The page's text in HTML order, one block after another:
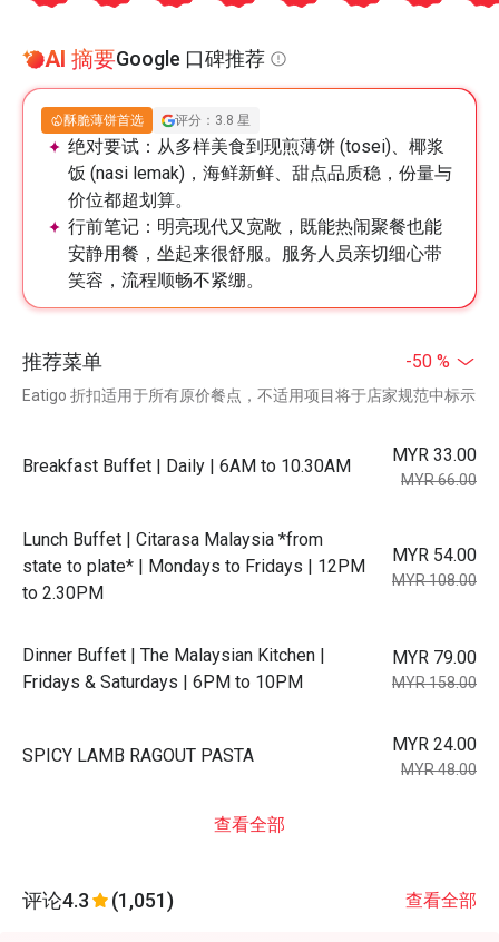
AI 摘要Google 口碑推荐
酥脆薄饼首选 评分：3.8 星
绝对要试： 从多样美食到现煎薄饼 (tosei)、椰浆
饭 (nasi lemak)，海鲜新鲜、甜点品质稳，份量与
价位都超划算。
行前笔记： 明亮现代又宽敞，既能热闹聚餐也能
安静用餐，坐起来很舒服。服务人员亲切细心带
笑容，流程顺畅不紧绷。
推荐菜单 -50 %
Eatigo 折扣适用于所有原价餐点，不适用项目将于店家规范中标示
Breakfast Buffet | Daily | 6AM to 10.30AM
MYR 33.00
MYR 66.00
Lunch Buffet | Citarasa Malaysia *from
state to plate* | Mondays to Fridays | 12PM
to 2.30PM
MYR 54.00
MYR 108.00
Dinner Buffet | The Malaysian Kitchen |
Fridays & Saturdays | 6PM to 10PM
MYR 79.00
MYR 158.00
SPICY LAMB RAGOUT PASTA
MYR 24.00
MYR 48.00
查看全部
评论4.3 (1,051) 查看全部